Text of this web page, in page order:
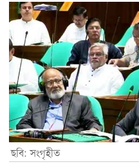
ছবি: সংগৃহীত